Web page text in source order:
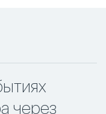
через